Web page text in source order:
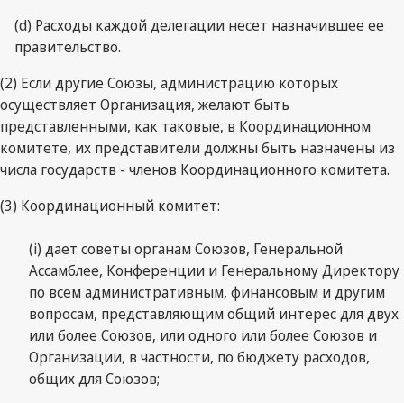
(d) Расходы каждой делегации несет назначившее ее
правительство.
(2) Если другие Союзы, администрацию которых
осуществляет Организация, желают быть
представленными, как таковые, в Координационном
комитете, их представители должны быть назначены из
числа государств - членов Координационного комитета.
(3) Координационный комитет:
(i) дает советы органам Союзов, Генеральной
Ассамблее, Конференции и Генеральному Директору
по всем административным, финансовым и другим
вопросам, представляющим общий интерес для двух
или более Союзов, или одного или более Союзов и
Организации, в частности, по бюджету расходов,
общих для Союзов;